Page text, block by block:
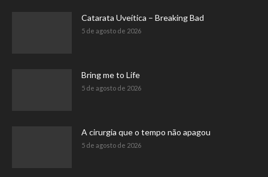
Catarata Uveítica – Breaking Bad
5 de agosto de 2026
Bring me to Life
5 de agosto de 2026
A cirurgia que o tempo não apagou
5 de agosto de 2026